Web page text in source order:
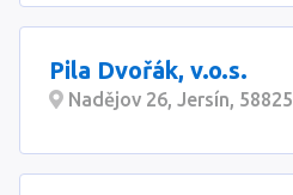
Pila Dvořák, v.o.s.
Nadějov 26, Jersín, 58825